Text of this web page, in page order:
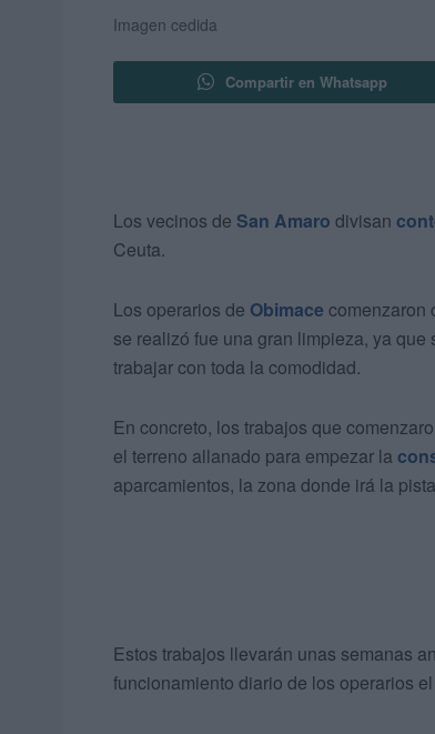
Imagen cedida
Compartir en Whatsapp
Los vecinos de San Amaro divisan
Ceuta.
Los operarios de Obimace comenzaron
se realizó fue una gran limpieza, ya
trabajar con toda la comodidad.
En concreto, los trabajos que
el terreno allanado para empezar la
aparcamientos, la zona donde irá la
Estos trabajos llevarán unas semanas
funcionamiento diario de los operarios